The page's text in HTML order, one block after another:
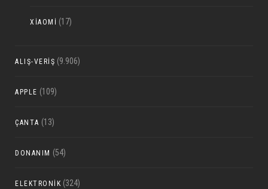
XIAOMI (17)
ALIŞ-VERIŞ (9.906)
APPLE (109)
ÇANTA (13)
DONANIM (54)
ELEKTRONIK (324)